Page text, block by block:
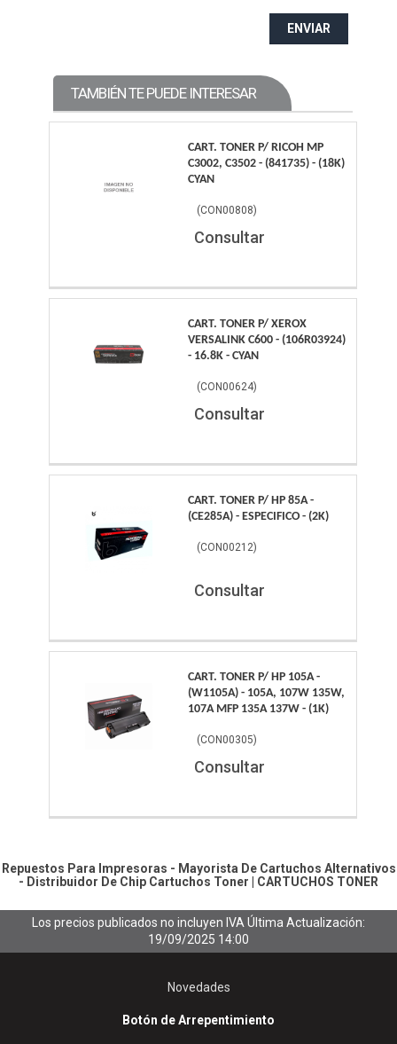
ENVIAR
TAMBIÉN TE PUEDE INTERESAR
CART. TONER P/ RICOH MP
C3002, C3502 - (841735) - (18K)
CYAN
(CON00808)
Consultar
CART. TONER P/ XEROX
VERSALINK C600 - (106R03924)
- 16.8K - CYAN
(CON00624)
Consultar
CART. TONER P/ HP 85A -
(CE285A) - ESPECIFICO - (2K)
(CON00212)
Consultar
CART. TONER P/ HP 105A -
(W1105A) - 105A, 107W 135W,
107A MFP 135A 137W - (1K)
(CON00305)
Consultar
Repuestos Para Impresoras - Mayorista De Cartuchos Alternativos
- Distribuidor De Chip Cartuchos Toner | CARTUCHOS TONER
Los precios publicados no incluyen IVA Última Actualización:
19/09/2025 14:00
Novedades
Botón de Arrepentimiento